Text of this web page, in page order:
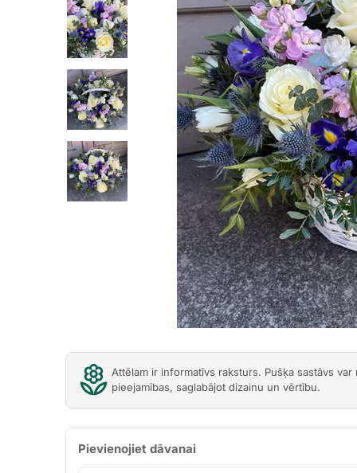
Previous
Attēlam ir informatīvs raksturs. Pušķa sastāvs
pieejamības, saglabājot dizainu un vērtību.
Pievienojiet dāvanai